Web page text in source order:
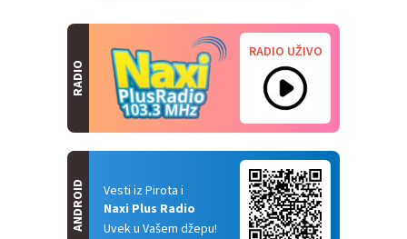
RADIO
RADIO UŽIVO
Vesti iz Pirota i
Naxi Plus Radio
Uvek u Vašem džepu!
ANDROID